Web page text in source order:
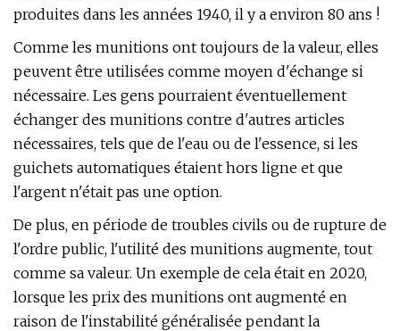
produites dans les années 1940, il y a environ 80 ans !
Comme les munitions ont toujours de la valeur, elles
peuvent être utilisées comme moyen d'échange si
nécessaire. Les gens pourraient éventuellement
échanger des munitions contre d'autres articles
nécessaires, tels que de l'eau ou de l'essence, si les
guichets automatiques étaient hors ligne et que
l'argent n'était pas une option.
De plus, en période de troubles civils ou de rupture de
l'ordre public, l'utilité des munitions augmente, tout
comme sa valeur. Un exemple de cela était en 2020,
lorsque les prix des munitions ont augmenté en
raison de l'instabilité généralisée pendant la